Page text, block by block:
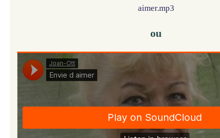
aimer.mp3
ou